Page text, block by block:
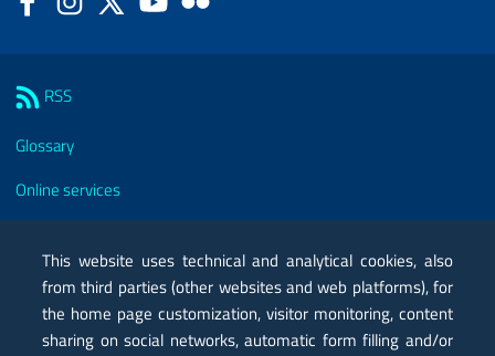
RSS
Glossary
Online services
Certified mail PEC
Privacy
This website uses technical and analytical cookies, also
from third parties (other websites and web platforms), for
the home page customization, visitor monitoring, content
sharing on social networks, automatic form filling and/or